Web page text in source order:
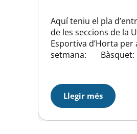
Aquí teniu el pla
de les seccions de la
Esportiva d’Horta per
setmana: Bàsquet:
preparador físic. La
dels padrins (jugadors
primer) en el zoom
cada equip apadrinat.
Llegir més